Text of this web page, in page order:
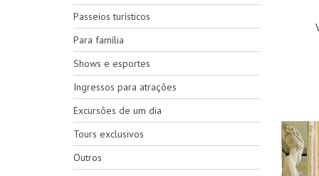
Passeios turísticos
Para família
Shows e esportes
Ingressos para atrações
Excursões de um dia
Tours exclusivos
Outros